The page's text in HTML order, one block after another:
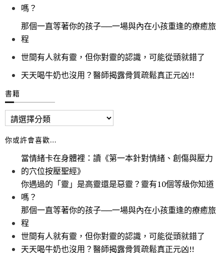
嗎？
那個一直等著你的孩子──一場與內在小孩重逢的療癒旅
程
世間有人就有靈，但你對靈的認識，可能從頭就錯了
天天喝牛奶也沒用？醫師揭露骨質疏鬆真正元凶!!
書籍
你或許會喜歡…
當情緒卡在身體裡：讀《第一本針對情緒、創傷與壓力
的穴位按壓聖經》
你遇過的「靈」是高靈還是惡靈？靈有10個等級你知道
嗎？
那個一直等著你的孩子──一場與內在小孩重逢的療癒旅
程
世間有人就有靈，但你對靈的認識，可能從頭就錯了
天天喝牛奶也沒用？醫師揭露骨質疏鬆真正元凶!!